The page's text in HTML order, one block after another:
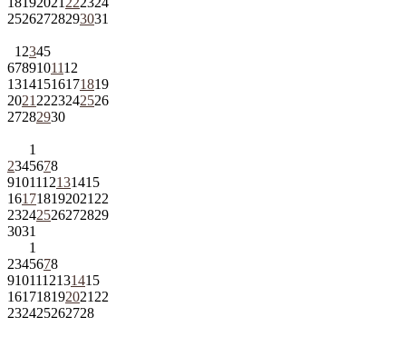
25262728293031
1 2345
6789101112
13141516171819
2021 2223242526
27282930
1
2345678
9101112131415
161718192021 22
23242526272829
3031
1
2345678
9101112131415
161718192021 22
232425262728